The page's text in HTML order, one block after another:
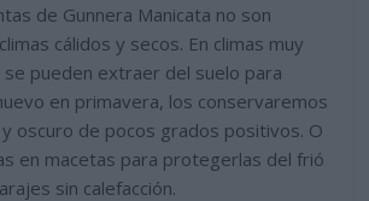
de Gunnera Manicata no son
cálidos y secos. En climas muy
pueden extraer del suelo para
en primavera, los conservaremos
oscuro de pocos grados positivos. O
en macetas para protegerlas del frió
sin calefacción.